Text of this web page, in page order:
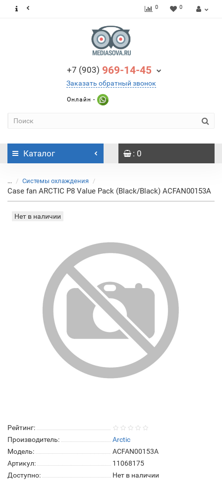
0 0
+7 (903) 969-14-45
Заказать обратный звонок
Онлайн -
Каталог : 0
... Системы охлаждения
Case fan ARCTIC P8 Value Pack (Black/Black) ACFAN00153A
Нет в наличии
Рейтинг:
Производитель:
Arctic
Модель:
ACFAN00153A
Артикул:
11068175
Доступно:
Нет в наличии